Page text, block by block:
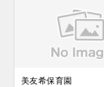
美友希保育園